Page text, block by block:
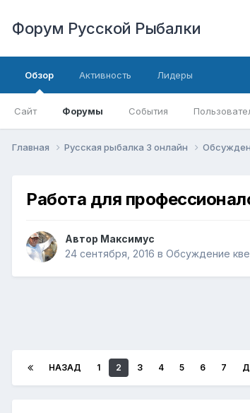
Форум Русской Рыбалки
Обзор
Сайт Форумы События
Активность Лидеры
Главная Русская рыбалка 3 онлайн
Работа для
Автор Максимус
24 сентября, 2016 в Обсуждение
НАЗАД 1 2 3 4 5 6 7